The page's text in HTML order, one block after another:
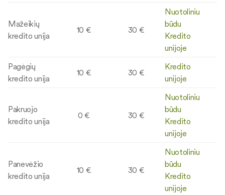
Mažeikių
kredito unija
10 € 30 €
Nuotoliniu
būdu
Kredito
unijoje
Pagėgių
kredito unija
10 € 30 €
Kredito
unijoje
Pakruojo
kredito unija
0 € 30 €
Nuotoliniu
būdu
Kredito
unijoje
Panevėžio
kredito unija
10 € 30 €
Nuotoliniu
būdu
Kredito
unijoje